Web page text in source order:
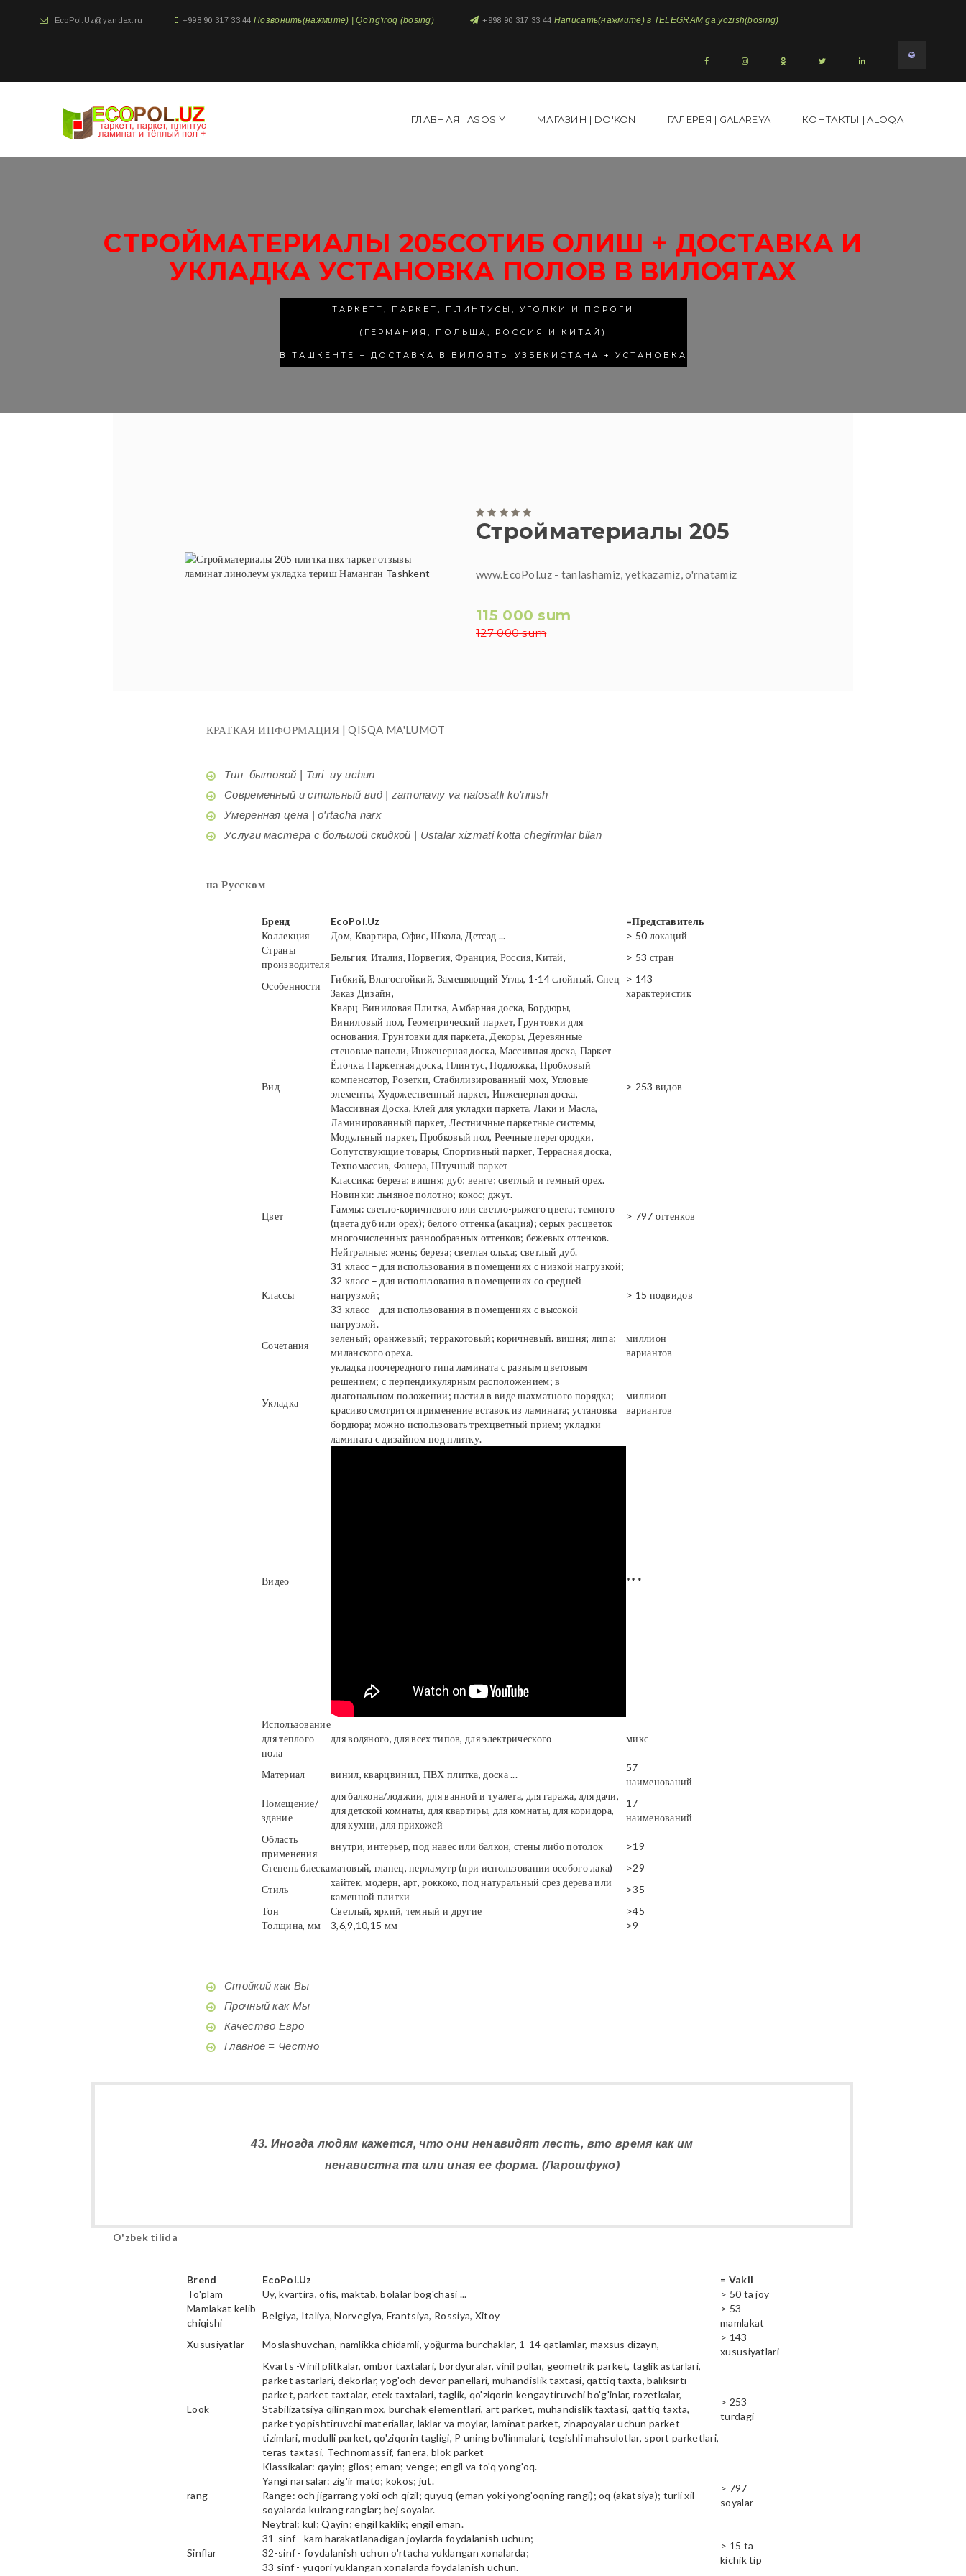
EcoPol.Uz@yandex.ru +998 90 317 33 44 Позвонить(нажмите) | Qo'ng'iroq (bosing) +998 90 317 33 44 Написать(нажмите) в TELEGRAM ga yozish(bosing)
ГЛАВНАЯ | ASOSIY МАГАЗИН | DO'KON ГАЛЕРЕЯ | GALAREYA КОНТАКТЫ | ALOQA
СТРОЙМАТЕРИАЛЫ 205СОТИБ ОЛИШ + ДОСТАВКА И
УКЛАДКА УСТАНОВКА ПОЛОВ В ВИЛОЯТАХ
ТАРКЕТТ, ПАРКЕТ, ПЛИНТУСЫ, УГОЛКИ И ПОРОГИ
(ГЕРМАНИЯ, ПОЛЬША, РОССИЯ И КИТАЙ)
В ТАШКЕНТЕ + ДОСТАВКА В ВИЛОЯТЫ УЗБЕКИСТАНА + УСТАНОВКА
Стройматериалы 205
www.EcoPol.uz - tanlashamiz, yetkazamiz, o'rnatamiz
115 000 sum
127 000 sum
КРАТКАЯ ИНФОРМАЦИЯ | QISQA MA'LUMOT
Тип: бытовой | Turi: uy uchun
Современный и стильный вид | zamonaviy va nafosatli ko'rinish
Умеренная цена | o'rtacha narx
Услуги мастера с большой скидкой | Ustalar xizmati kotta chegirmlar bilan
на Русском
Бренд EcoPol.Uz
=Представитель
Коллекция
Дом, Квартира, Офис, Школа, Детсад ...
> 50 локаций
Страны
производителя
Бельгия, Италия, Норвегия, Франция, Россия, Китай, > 53 стран
Особенности
Гибкий, Влагостойкий, Замешяющий Углы, 1-14 слойный, Спец
Заказ Дизайн,
> 143
характеристик
Вид
Кварц-Виниловая Плитка, Амбарная доска, Бордюры,
Виниловый пол, Геометрический паркет, Грунтовки для
основания, Грунтовки для паркета, Декоры, Деревянные
стеновые панели, Инженерная доска, Массивная доска, Паркет
Ёлочка, Паркетная доска, Плинтус, Подложка, Пробковый
компенсатор, Розетки, Стабилизированный мох, Угловые
элементы, Художественный паркет, Инженерная доска,
Массивная Доска, Клей для укладки паркета, Лаки и Масла,
Ламинированный паркет, Лестничные паркетные системы,
Модульный паркет, Пробковый пол, Реечные перегородки,
Сопутствующие товары, Спортивный паркет, Террасная доска,
Техномассив, Фанера, Штучный паркет
> 253 видов
Цвет
Классика: береза; вишня; дуб; венге; светлый и темный орех.
Новинки: льняное полотно; кокос; джут.
Гаммы: светло-коричневого или светло-рыжего цвета; темного
(цвета дуб или орех); белого оттенка (акация); серых расцветок
многочисленных разнообразных оттенков; бежевых оттенков.
Нейтралные: ясень; береза; светлая ольха; светлый дуб.
> 797 оттенков
Классы
31 класс – для использования в помещениях с низкой нагрузкой;
32 класс – для использования в помещениях со средней
нагрузкой;
33 класс – для использования в помещениях с высокой
нагрузкой.
> 15 подвидов
Сочетания
зеленый; оранжевый; терракотовый; коричневый. вишня; липа;
миланского ореха.
миллион
вариантов
Укладка
укладка поочередного типа ламината с разным цветовым
решением; с перпендикулярным расположением; в
диагональном положении; настил в виде шахматного порядка;
красиво смотрится применение вставок из ламината; установка
бордюра; можно использовать трехцветный прием; укладки
ламината с дизайном под плитку.
миллион
вариантов
Видео ***
Использование
для теплого
пола
для водяного, для всех типов, для электрического микс
Материал винил, кварцвинил, ПВХ плитка, доска ...
57
наименований
Помещение/
здание
для балкона/лоджии, для ванной и туалета, для гаража, для дачи,
для детской комнаты, для квартиры, для комнаты, для коридора,
для кухни, для прихожей
17
наименований
Область
применения
внутри, интерьер, под навес или балкон, стены либо потолок
>19
Степень блескаматовый, гланец, перламутр (при использовании особого лака)
>29
Стиль
хайтек, модерн, арт, роккоко, под натуральный срез дерева или
каменной плитки
>35
Тон
Светлый, яркий, темный и другие
>45
Толщина, мм
3,6,9,10,15 мм >9
Стойкий как Вы
Прочный как Мы
Качество Евро
Главное = Честно
43. Иногда людям кажется, что они ненавидят лесть, вто время как им
ненавистна та или иная ее форма. (Ларошфуко)
O'zbek tilida
Brend EcoPol.Uz
= Vakil
To'plam
Uy, kvartira, ofis, maktab, bolalar bog'chasi ...
> 50 ta joy
Mamlakat kelib
chiqishi
Belgiya, Italiya, Norvegiya, Frantsiya, Rossiya, Xitoy
> 53
mamlakat
Xususiyatlar
Moslashuvchan, namlikka chidamli, yoğurma burchaklar, 1-14 qatlamlar, maxsus dizayn,
> 143
xususiyatlari
Look
Kvarts -Vinil plitkalar, ombor taxtalari, bordyuralar, vinil pollar, geometrik parket, taglik astarlari,
parket astarlari, dekorlar, yog'och devor panellari, muhandislik taxtasi, qattiq taxta, balıksırtı
parket, parket taxtalar, etek taxtalari, taglik, qo'ziqorin kengaytiruvchi bo'g'inlar, rozetkalar,
Stabilizatsiya qilingan mox, burchak elementlari, art parket, muhandislik taxtasi, qattiq taxta,
parket yopishtiruvchi materiallar, laklar va moylar, laminat parket, zinapoyalar uchun parket
tizimlari, modulli parket, qo'ziqorin tagligi, P uning bo'linmalari, tegishli mahsulotlar, sport parketlari,
teras taxtasi, Technomassif, fanera, blok parket
> 253
turdagi
rang
Klassikalar: qayin; gilos; eman; venge; engil va to'q yong'oq.
Yangi narsalar: zig'ir mato; kokos; jut.
Range: och jigarrang yoki och qizil; quyuq (eman yoki yong'oqning rangi); oq (akatsiya); turli xil
soyalarda kulrang ranglar; bej soyalar.
Neytral: kul; Qayin; engil kaklik; engil eman.
> 797
soyalar
Sinflar
31-sinf - kam harakatlanadigan joylarda foydalanish uchun;
32-sinf - foydalanish uchun o'rtacha yuklangan xonalarda;
33 sinf - yuqori yuklangan xonalarda foydalanish uchun.
> 15 ta
kichik tip